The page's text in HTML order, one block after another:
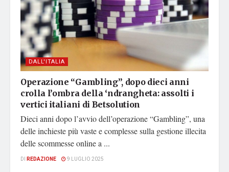
DALL'ITALIA
Operazione “Gambling”, dopo dieci anni
crolla l’ombra della ‘ndrangheta: assolti i
vertici italiani di Betsolution
Dieci anni dopo l’avvio dell’operazione “Gambling”, una
delle inchieste più vaste e complesse sulla gestione illecita
delle scommesse online a ...
DI REDAZIONE 9 LUGLIO 2025